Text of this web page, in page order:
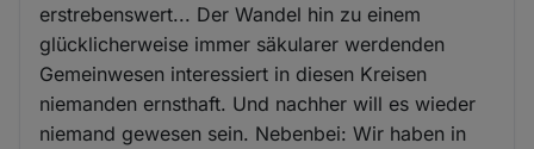
erstrebenswert... Der Wandel hin zu einem
glücklicherweise immer säkularer werdenden
Gemeinwesen interessiert in diesen Kreisen
niemanden ernsthaft. Und nachher will es wieder
niemand gewesen sein. Nebenbei: Wir haben in